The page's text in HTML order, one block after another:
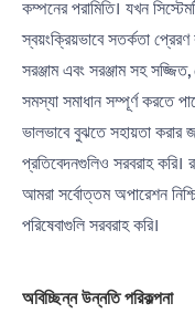
কম্পনের পরামিতি। যখন
স্বয়ংক্রিয়ভাবে সতর্কতা
সরঞ্জাম এবং সরঞ্জাম সহ
সমস্যা সমাধান সম্পূর্ণ করতে
ভালভাবে বুঝতে সহায়তা করার
প্রতিবেদনগুলিও সরবরাহ করি।
আমরা সর্বোত্তম অপারেশন
পরিষেবাগুলি সরবরাহ করি।
অবিচ্ছিন্ন উন্নতি পরিকল্পনা